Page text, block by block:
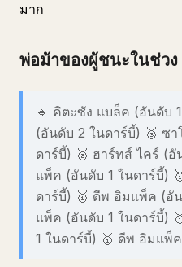
มาก
พ่อม้าของผู้ชนะในช่วง
🔹 คิตะซัง แบล็ค (อันดับ
(อันดับ 2 ในดาร์บี้) 🥉 ซ
ดาร์บี้) 🥈 ฮาร์ทส์ ไคร์ (
แพ็ค (อันดับ 1 ในดาร์บี้)
ดาร์บี้) 🥇 ดีพ อิมแพ็ค (อั
แพ็ค (อันดับ 1 ในดาร์บี้)
1 ในดาร์บี้) 🥇 ดีพ อิมแพ็